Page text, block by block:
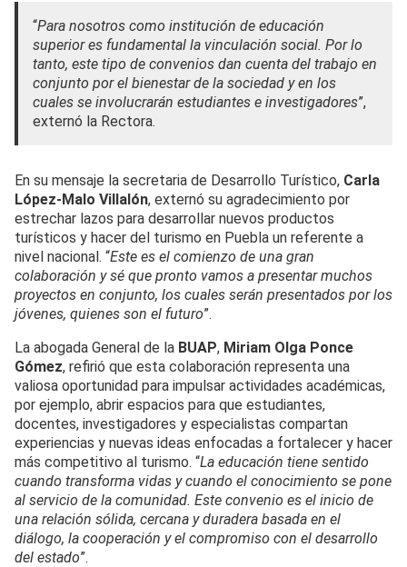
“Para nosotros como institución de educación
superior es fundamental la vinculación social. Por lo
tanto, este tipo de convenios dan cuenta del trabajo en
conjunto por el bienestar de la sociedad y en los
cuales se involucrarán estudiantes e investigadores”,
externó la Rectora.
En su mensaje la secretaria de Desarrollo Turístico, Carla
López-Malo Villalón, externó su agradecimiento por
estrechar lazos para desarrollar nuevos productos
turísticos y hacer del turismo en Puebla un referente a
nivel nacional. “Este es el comienzo de una gran
colaboración y sé que pronto vamos a presentar muchos
proyectos en conjunto, los cuales serán presentados por los
jóvenes, quienes son el futuro”.
La abogada General de la BUAP, Miriam Olga Ponce
Gómez, refirió que esta colaboración representa una
valiosa oportunidad para impulsar actividades académicas,
por ejemplo, abrir espacios para que estudiantes,
docentes, investigadores y especialistas compartan
experiencias y nuevas ideas enfocadas a fortalecer y hacer
más competitivo al turismo. “La educación tiene sentido
cuando transforma vidas y cuando el conocimiento se pone
al servicio de la comunidad. Este convenio es el inicio de
una relación sólida, cercana y duradera basada en el
diálogo, la cooperación y el compromiso con el desarrollo
del estado”.